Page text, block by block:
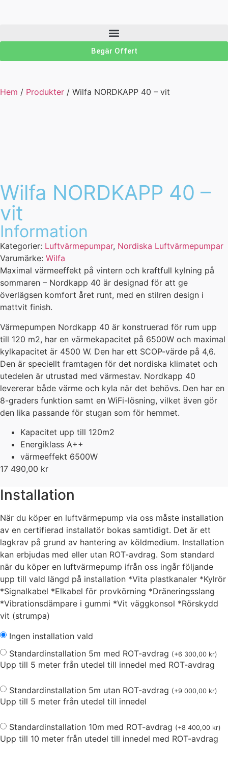
Begär Offert
Hem / Produkter / Wilfa NORDKAPP 40 – vit
Wilfa NORDKAPP 40 –
vit
Information
Kategorier: Luftvärmepumpar, Nordiska Luftvärmepumpar
Varumärke: Wilfa
Maximal värmeeffekt på vintern och kraftfull kylning på
sommaren – Nordkapp 40 är designad för att ge
överlägsen komfort året runt, med en stilren design i
mattvit finish.
Värmepumpen Nordkapp 40 är konstruerad för rum upp
till 120 m2, har en värmekapacitet på 6500W och maximal
kylkapacitet är 4500 W. Den har ett SCOP-värde på 4,6.
Den är speciellt framtagen för det nordiska klimatet och
utedelen är utrustad med värmestav. Nordkapp 40
levererar både värme och kyla när det behövs. Den har en
8-graders funktion samt en WiFi-lösning, vilket även gör
den lika passande för stugan som för hemmet.
Kapacitet upp till 120m2
Energiklass A++
värmeeffekt 6500W
17 490,00 kr
Installation
När du köper en luftvärmepump via oss måste installation
av en certifierad installatör bokas samtidigt. Det är ett
lagkrav på grund av hantering av köldmedium. Installation
kan erbjudas med eller utan ROT-avdrag. Som standard
när du köper en luftvärmepump ifrån oss ingår följande
upp till vald längd på installation *Vita plastkanaler *Kylrör
*Signalkabel *Elkabel för provkörning *Dräneringsslang
*Vibrationsdämpare i gummi *Vit väggkonsol *Rörskydd
vit (strumpa)
Ingen installation vald
Standardinstallation 5m med ROT-avdrag (+6 300,00 kr)
Upp till 5 meter från utedel till innedel med ROT-avdrag
Standardinstallation 5m utan ROT-avdrag (+9 000,00 kr)
Upp till 5 meter från utedel till innedel
Standardinstallation 10m med ROT-avdrag (+8 400,00 kr)
Upp till 10 meter från utedel till innedel med ROT-avdrag